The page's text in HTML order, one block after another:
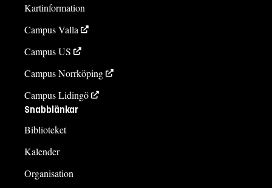
Kartinformation
Campus Valla
Campus US
Campus Norrköping
Campus Lidingö
Snabblänkar
Biblioteket
Kalender
Organisation